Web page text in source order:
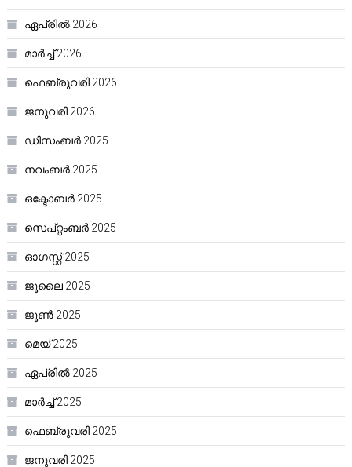
ഏപ്രിൽ 2026
മാർച്ച്‌ 2026
ഫെബ്രുവരി 2026
ജനുവരി 2026
ഡിസംബർ 2025
നവംബർ 2025
ഒക്ടോബർ 2025
സെപ്റ്റംബർ 2025
ഓഗസ്റ്റ്‌ 2025
ജൂലൈ 2025
ജൂൺ 2025
മെയ്‌ 2025
ഏപ്രിൽ 2025
മാർച്ച്‌ 2025
ഫെബ്രുവരി 2025
ജനുവരി 2025